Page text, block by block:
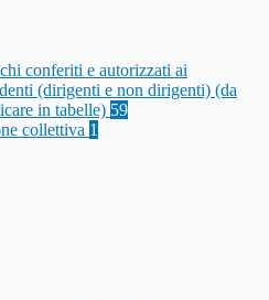
conferiti e autorizzati ai
(dirigenti e non dirigenti) (da
in tabelle) 59
collettiva 1